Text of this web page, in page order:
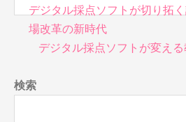
投
稿
ナ
ゲ
ー
デジタル採点ソフトが切り拓
場改革の新時代
デジタル採点ソフトが変え
検索